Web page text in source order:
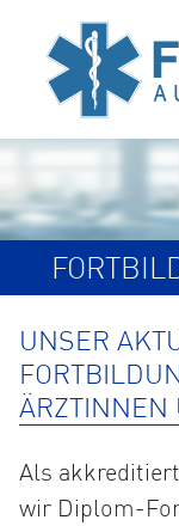
UNSER
ÄRZTINNEN
Als
wir Diplom-